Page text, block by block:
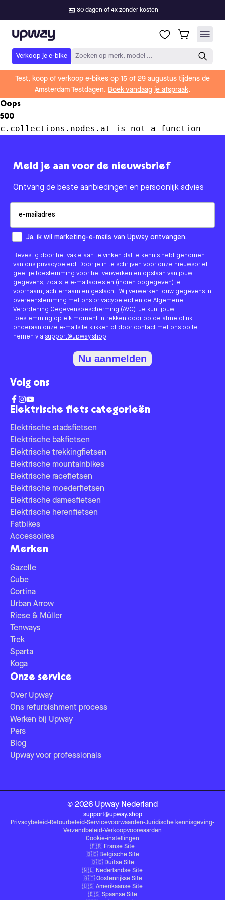
30 dagen of 4x zonder kosten
Upway
Verkoop je e-bike Zoeken op merk, model ...
Test, koop of verkoop e-bikes op 15 of 29 augustus tijdens de
Amsterdam Testdagen. Boek vandaag je afspraak.
Oops
500
c.collections.nodes.at is not a function
Elektrische fiets categorieën
Elektrische stadsfietsen
Elektrische bakfietsen
Elektrische trekkingfietsen
Elektrische mountainbikes
Elektrische racefietsen
Elektrische moederfietsen
Elektrische damesfietsen
Elektrische herenfietsen
Fatbikes
Accessoires
Merken
Gazelle
Cube
Cortina
Urban Arrow
Riese & Müller
Tenways
Trek
Sparta
Koga
Onze service
Over Upway
Ons refurbishment process
Werken bij Upway
Pers
Blog
Upway voor professionals
Meld je aan voor de nieuwsbrief
Ontvang de beste aanbiedingen en persoonlijk advies
How would you like to hear from us?
Ja, ik wil marketing-e-mails van Upway ontvangen.
Bevestig door het vakje aan te vinken dat je kennis hebt genomen
van ons privacybeleid. Door je in te schrijven voor onze nieuwsbrief
geef je toestemming voor het verwerken en opslaan van jouw
gegevens, zoals je e-mailadres en (indien opgegeven) je
voornaam, achternaam en geslacht. Wij verwerken jouw gegevens in
overeenstemming met ons privacybeleid en de Algemene
Verordening Gegevensbescherming (AVG). Je kunt jouw
toestemming op elk moment intrekken door op de afmeldlink
onderaan onze e-mails te klikken of door contact met ons op te
nemen via support@upway.shop
Nu aanmelden
Volg ons
© 2026 Upway Nederland
support@upway.shop
Privacybeleid-Retourbeleid-Servicevoorwaarden-Juridische kennisgeving-
Verzendbeleid-Verkoopvoorwaarden
Cookie-instellingen
🇫🇷 Franse Site
🇧🇪 Belgische Site
🇩🇪 Duitse Site
🇳🇱 Nederlandse Site
🇦🇹 Oostenrijkse Site
🇺🇸 Amerikaanse Site
🇪🇸 Spaanse Site